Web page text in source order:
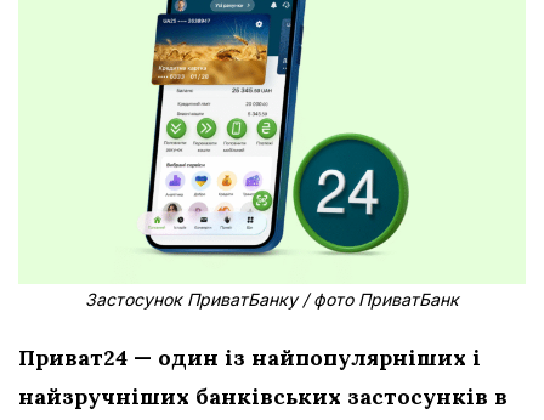
Застосунок ПриватБанку / фото ПриватБанк
Приват24 — один із найпопулярніших і
найзручніших банківських застосунків в